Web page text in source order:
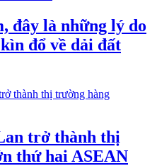
đây là những lý do
đổ về dải đất
trở thành thị
thứ hai ASEAN